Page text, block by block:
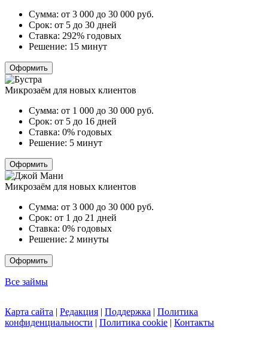
Сумма: от 3 000 до 30 000 руб.
Срок: от 5 до 30 дней
Ставка: 292% годовых
Решение: 15 минут
Оформить
Микрозаём для новых клиентов
Сумма: от 1 000 до 30 000 руб.
Срок: от 5 до 16 дней
Ставка: 0% годовых
Решение: 5 минут
Оформить
Микрозаём для новых клиентов
Сумма: от 3 000 до 30 000 руб.
Срок: от 1 до 21 дней
Ставка: 0% годовых
Решение: 2 минуты
Оформить
Все займы
Карта сайта | Редакция | Поддержка | Политика
конфиденциальности | Политика cookie | Контакты